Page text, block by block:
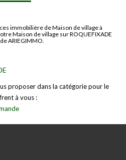
immobilière de Maison de village à
Maison de village sur ROQUEFIXADE
ARIEGIMMO.
proposer dans la catégorie pour le
à vous :